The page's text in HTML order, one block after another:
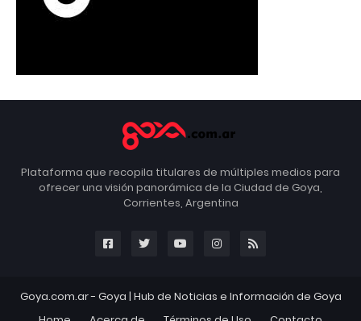
Plataforma que recopila titulares de múltiples medios para
ofrecer una visión panorámica de la Ciudad de Goya,
Corrientes, Argentina
Goya.com.ar - Goya | Hub de Noticias e Información de Goya